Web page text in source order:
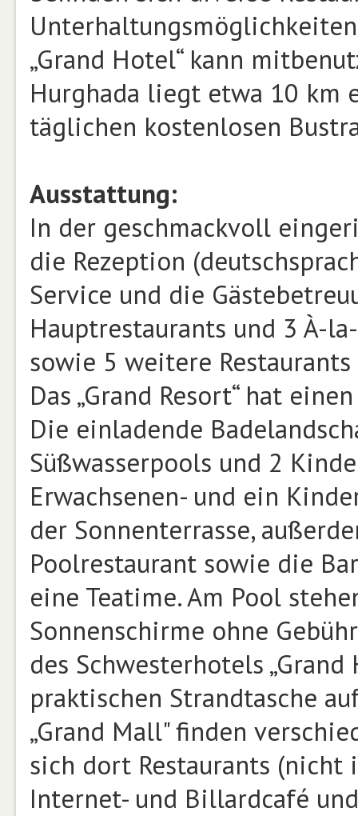
„Grand Hotel“ kann
Hurghada liegt etwa 10 km
täglichen kostenlosen
Ausstattung:
In der geschmackvoll
die Rezeption
Service und die
Hauptrestaurants und 3 À-
sowie 5 weitere
Das „Grand Resort“ hat
Die einladende
Süßwasserpools und 2
Erwachsenen- und ein
der Sonnenterrasse,
Poolrestaurant sowie die
eine Teatime. Am Pool
Sonnenschirme ohne
des Schwesterhotels
praktischen Strandtasche
„Grand Mall" finden
sich dort Restaurants
Internet- und Billardcafé